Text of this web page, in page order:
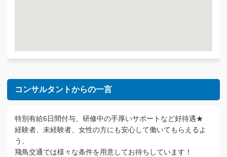
コンサルタントからの一言
特別有給6日間付与、研修中の手厚いサポートなど好待遇★
経験者、未経験者、女性の方にも安心して働いてもらえるよ
う、
飛鳥交通では様々な条件を用意してお待ちしています！